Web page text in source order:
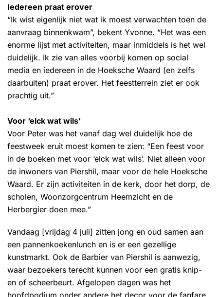
Iedereen praat erover
“Ik wist eigenlijk niet wat ik moest verwachten toen de
aanvraag binnenkwam”, bekent Yvonne. “Het was een
enorme lijst met activiteiten, maar inmiddels is het wel
duidelijk. Ik zie van alles voorbij komen op social
media en iedereen in de Hoeksche Waard (en zelfs
daarbuiten) praat erover. Het feestterrein ziet er ook
prachtig uit.”
Voor ‘elck wat wils’
Voor Peter was het vanaf dag wel duidelijk hoe de
feestweek eruit moest komen te zien: “Een feest voor
in de boeken met voor ‘elck wat wils’. Niet alleen voor
de inwoners van Piershil, maar voor de hele Hoeksche
Waard. Er zijn activiteiten in de kerk, door het dorp, de
scholen, Woonzorgcentrum Heemzicht en de
Herbergier doen mee.”
Vandaag [vrijdag 4 juli] zitten jong en oud samen aan
een pannenkoekenlunch en is er een gezellige
kunstmarkt. Ook de Barbier van Piershil is aanwezig,
waar bezoekers terecht kunnen voor een gratis knip-
en of scheerbeurt. Afgelopen dagen was het
hoofdpodium onder andere het decor voor de fanfare